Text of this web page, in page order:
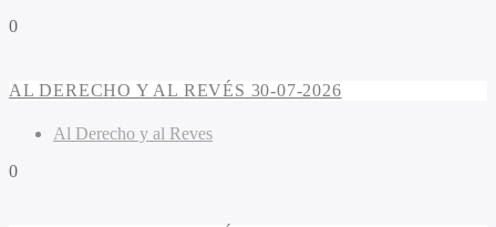
0
AL DERECHO Y AL REVÉS 30-07-2026
Al Derecho y al Reves
0